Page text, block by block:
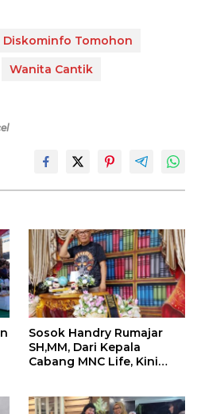
Diskominfo Tomohon
Wanita Cantik
Sosok Handry Rumajar
SH,MM, Dari Kepala
Cabang MNC Life, Kini